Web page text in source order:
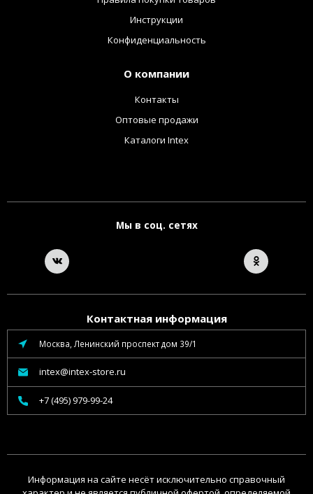
Инструкции
Конфиденциальность
О компании
Контакты
Оптовые продажи
Каталоги Intex
Мы в соц. сетях
Контактная информация
Москва, Ленинский проспект дом 39/1
intex@intex-store.ru
+7 (495) 979-99-24
Информация на сайте несёт исключительно справочный